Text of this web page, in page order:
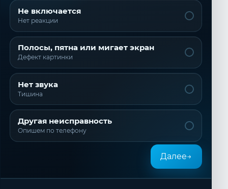
Не включается
Нет реакции
Полосы, пятна или мигает экран
Дефект картинки
Нет звука
Тишина
Другая неисправность
Опишем по телефону
Далее→